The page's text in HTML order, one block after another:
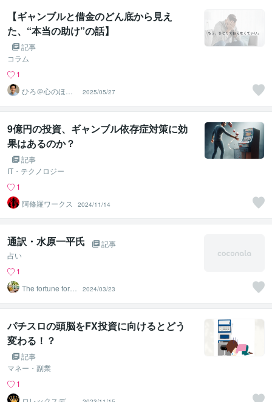
【ギャンブルと借金のどん底から見え
た、“本当の助け”の話】
記事
コラム
1
ひろ＠心のほぐ
し処
2025/05/27
9億円の投資、ギャンブル依存症対策に効
果はあるのか？
記事
IT・テクノロジー
1
阿修羅ワークス
2024/11/14
通訳・水原一平氏
記事
占い
1
The fortune forec
2024/03/23
パチスロの頭脳をFX投資に向けるとどう
変わる！？
記事
マネー・副業
1